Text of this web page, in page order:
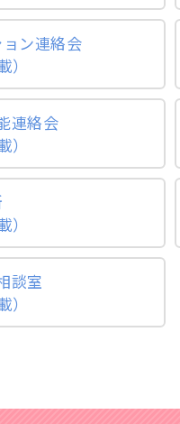
ン連絡会
連絡会
談室